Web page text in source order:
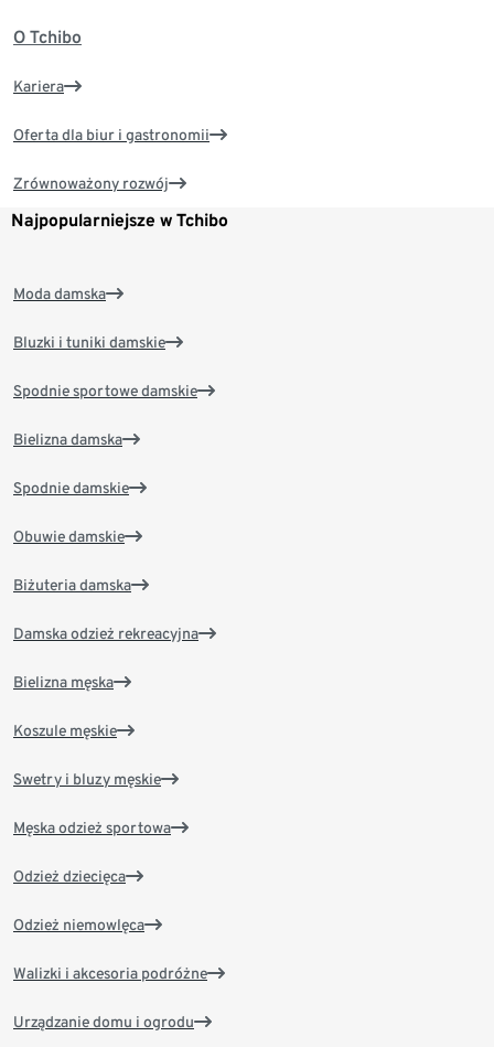
O Tchibo
Kariera
Oferta dla biur i gastronomii
Zrównoważony rozwój
Najpopularniejsze w Tchibo
Moda damska
Bluzki i tuniki damskie
Spodnie sportowe damskie
Bielizna damska
Spodnie damskie
Obuwie damskie
Biżuteria damska
Damska odzież rekreacyjna
Bielizna męska
Koszule męskie
Swetry i bluzy męskie
Męska odzież sportowa
Odzież dziecięca
Odzież niemowlęca
Walizki i akcesoria podróżne
Urządzanie domu i ogrodu